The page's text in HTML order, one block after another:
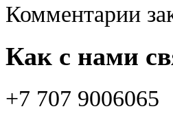
Комментарии
Как с нами
+7 707 9006065